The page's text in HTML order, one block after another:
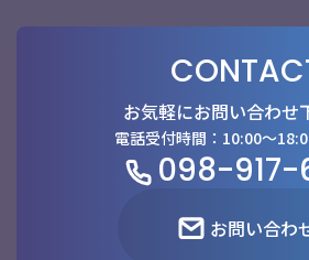
お気軽にお問い合わせ
電話受付時間：10:00〜
098-917-
お問い合わ